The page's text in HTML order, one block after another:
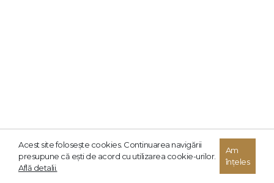
Acest site foloseşte cookies. Continuarea navigării
presupune că eşti de acord cu utilizarea cookie-urilor.
Află detalii.
Am
înțeles